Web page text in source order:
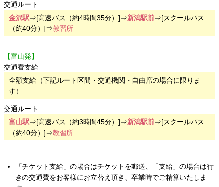
交通ルート
金沢駅⇒[高速バス（約4時間35分）]⇒新潟駅前⇒[スクールバス
（約40分）]⇒教習所
【富山発】
交通費支給
全額支給（下記ルート区間・交通機関・自由席の場合に限りま
す）
交通ルート
富山駅⇒[高速バス（約3時間45分）]⇒新潟駅前⇒[スクールバス
（約40分）]⇒教習所
「チケット支給」の場合はチケットを郵送、「支給」の場合は行
きの交通費をお客様にお立替え頂き、卒業時でご精算いたしま